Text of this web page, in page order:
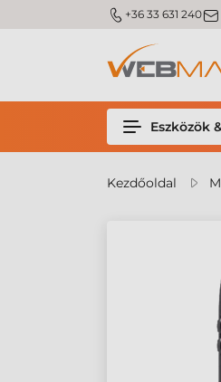
m_phone +36 33 631 240m_email
Eszközök
Kezdőoldal